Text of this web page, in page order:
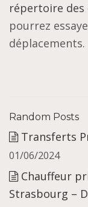
répertoire des
pourrez
déplacements.
Random Posts
Transferts
01/06/2024
Chauffeur
Strasbourg –